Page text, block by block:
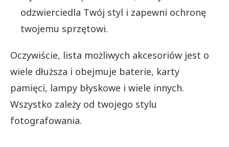
odzwierciedla Twój styl i zapewni ochronę
twojemu sprzętowi.
Oczywiście, lista możliwych akcesoriów jest o
wiele dłuższa i obejmuje baterie, karty
pamięci, lampy błyskowe i wiele innych.
Wszystko zależy od twojego stylu
fotografowania.